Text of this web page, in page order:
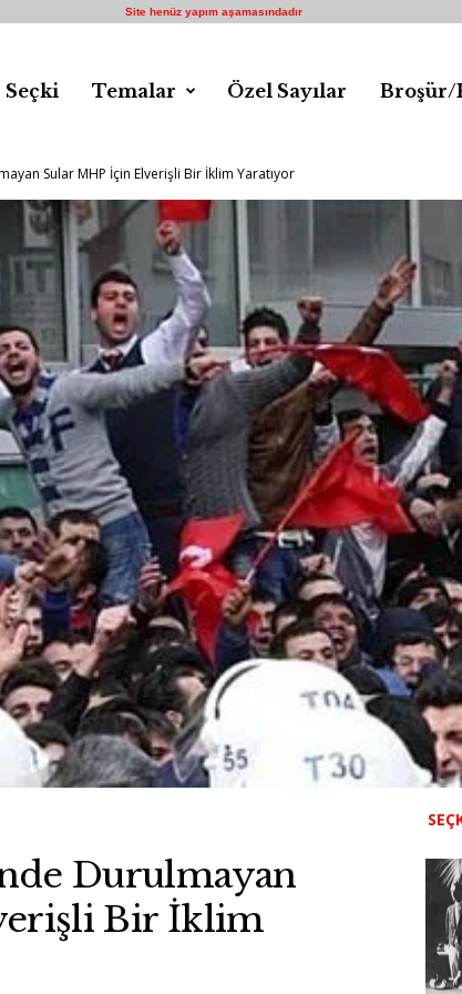
Site henüz yapım aşamasındadır
Seçki Temalar Özel Sayılar Broşür/
Sular MHP İçin Elverişli Bir İklim Yaratıyor
Durulmayan
Bir İklim